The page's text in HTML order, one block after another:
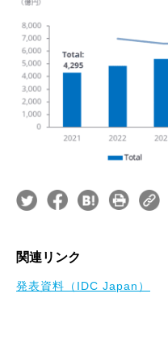
関連リンク
発表資料（IDC Japan）